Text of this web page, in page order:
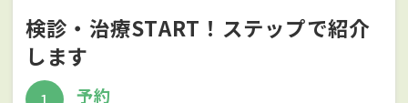
検診・治療START！ステップで紹介
します
予約